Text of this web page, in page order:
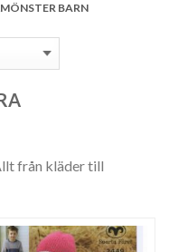
BARN
från kläder till